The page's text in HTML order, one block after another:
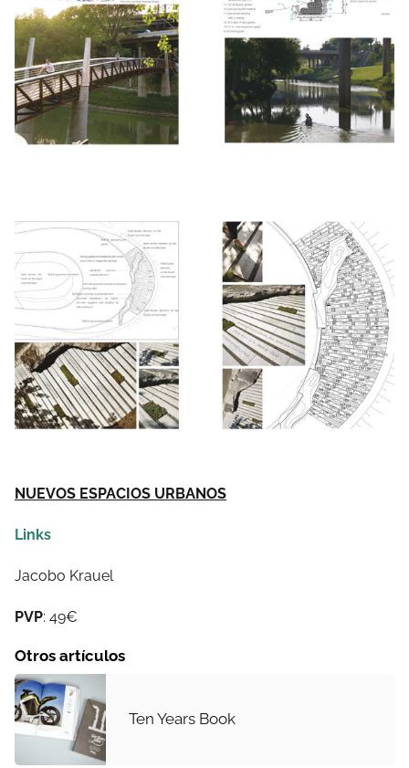
NUEVOS ESPACIOS URBANOS
Links
Jacobo Krauel
PVP: 49€
Otros artículos
Ten Years Book